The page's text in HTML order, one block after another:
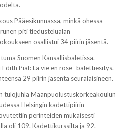
Pääesikunnassa, minkä ohessa
piti tiedustelualan
osallistui 34 piirin jäsentä.
Suomen Kansallisbaletissa.
Piaf: La vie en rose -balettiesitys.
29 piirin jäsentä seuralaisineen.
tulojuhla Maanpuolustuskorkeakoulun
Helsingin kadettipiirin
perinteiden mukaisesti
oli 109. Kadettikurssilta ja 92.